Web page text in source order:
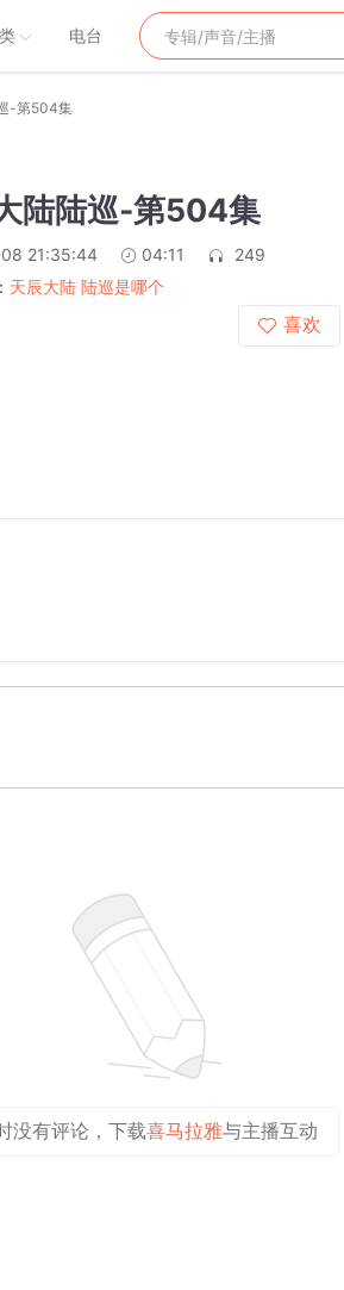
电台
-第504集
陆陆巡-第504集
21:35:44 04:11
249
天辰大陆 陆巡是哪个
喜欢
没有评论，下载喜马拉雅与主播互动